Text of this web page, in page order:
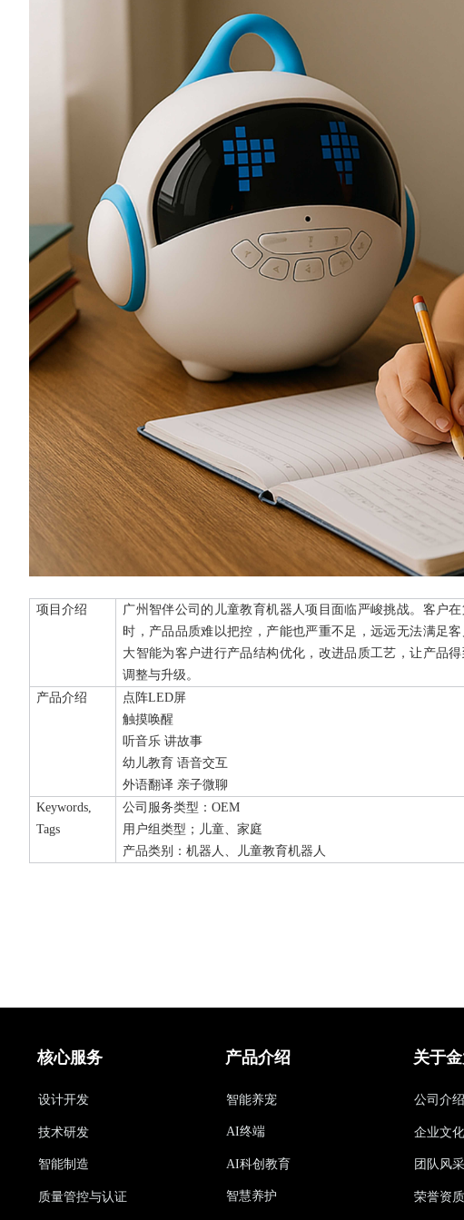
项目介绍
广州智伴公司的儿童教育机器人项目面临严峻挑战。客户
时，产品品质难以把控，产能也严重不足，远远无法满足
大智能为客户进行产品结构优化，改进品质工艺，让产品
调整与升级。
产品介绍
点阵LED屏
触摸唤醒
听音乐 讲故事
幼儿教育 语音交互
外语翻译 亲子微聊
Keywords,
Tags
公司服务类型：OEM
用户组类型；儿童、家庭
产品类别：机器人、儿童教育机器人
核心服务
设计开发
技术研发
智能制造
质量管控与认证
产品介绍
智能养宠
AI终端
AI科创教育
智慧养护
关于
公司介绍
企业文化
团队风采
荣誉资质